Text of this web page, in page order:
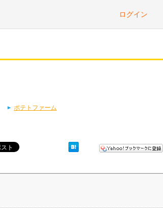
ログイン
ポテトファーム